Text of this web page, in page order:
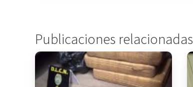
Publicaciones relacionadas